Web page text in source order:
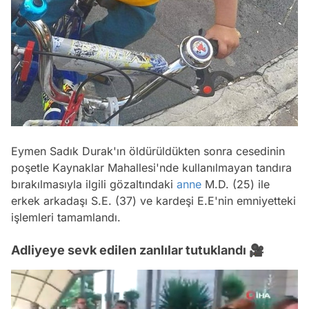
Eymen Sadık Durak'ın öldürüldükten sonra cesedinin
poşetle Kaynaklar Mahallesi'nde kullanılmayan tandıra
bırakılmasıyla ilgili gözaltındaki anne M.D. (25) ile
erkek arkadaşı S.E. (37) ve kardeşi E.E'nin emniyetteki
işlemleri tamamlandı.
Adliyeye sevk edilen zanlılar tutuklandı 🎥